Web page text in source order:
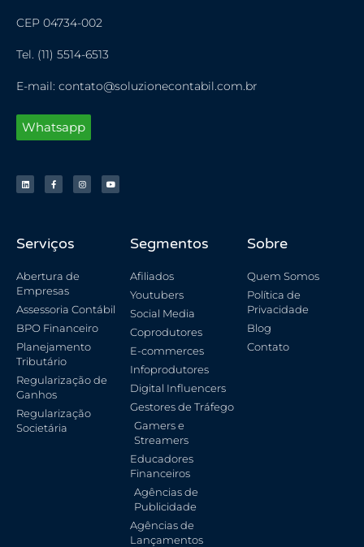
CEP 04734-002
Tel. (11) 5514-6513
E-mail: contato@soluzionecontabil.com.br
Whatsapp
Serviços
Abertura de
Empresas
Assessoria Contábil
BPO Financeiro
Planejamento
Tributário
Regularização de
Ganhos
Regularização
Societária
Segmentos
Afiliados
Youtubers
Social Media
Coprodutores
E-commerces
Infoprodutores
Digital Influencers
Gestores de Tráfego
Gamers e
Streamers
Educadores
Financeiros
Agências de
Publicidade
Agências de
Lançamentos
Sobre
Quem Somos
Política de
Privacidade
Blog
Contato